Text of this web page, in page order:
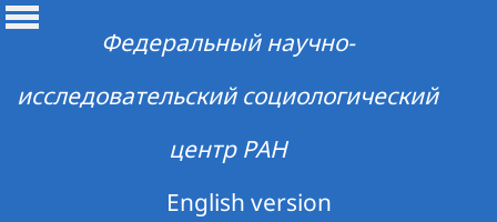
Федеральный научно-
исследовательский социологический
центр РАН
English version